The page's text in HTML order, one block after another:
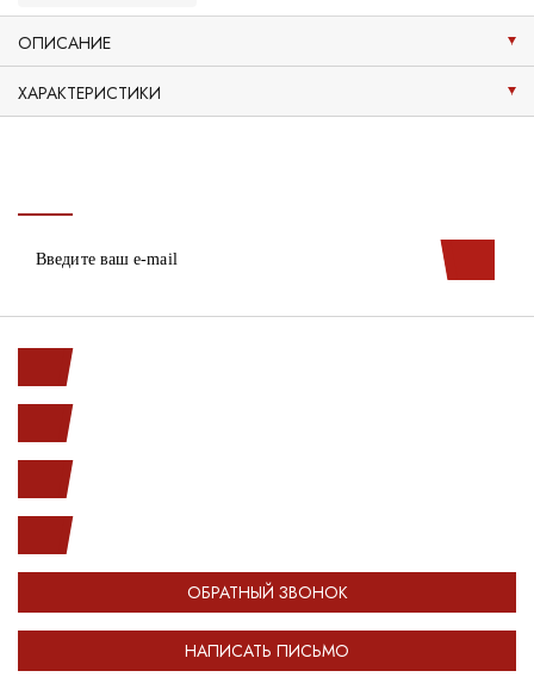
ОПИСАНИЕ
ХАРАКТЕРИСТИКИ
ОБРАТНЫЙ ЗВОНОК
НАПИСАТЬ ПИСЬМО